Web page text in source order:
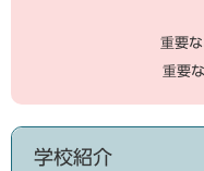
重要
重要
学校紹介